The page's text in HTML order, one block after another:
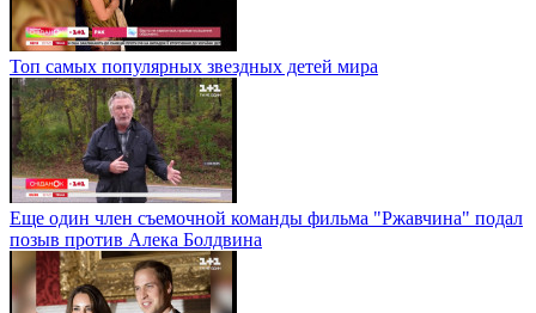
Топ самых популярных звездных детей мира
Еще один член съемочной команды фильма "Ржавчина" подал
позыв против Алека Болдвина